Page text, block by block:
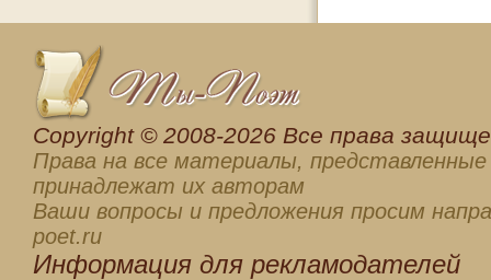
Сopyright © 2008-2026 Все права
Права на все материалы, представленные
принадлежат их авторам
Ваши вопросы и предложения просим
poet.ru
Информация для рекламодателей